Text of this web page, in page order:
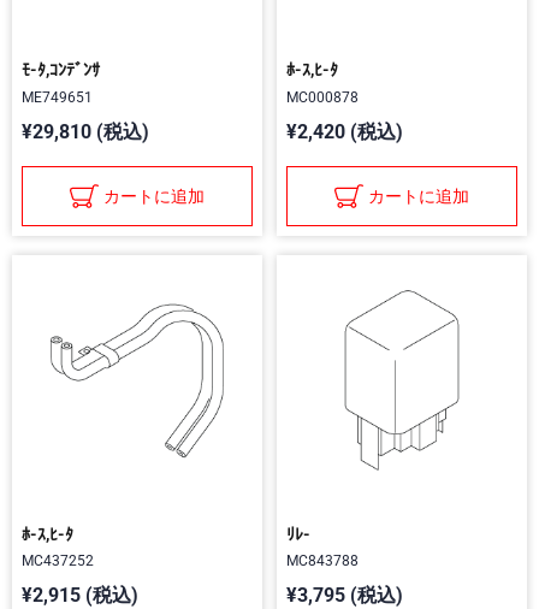
ﾓ-ﾀ,ｺﾝﾃﾞﾝｻ
ME749651
¥29,810 (税込)
カートに追加
ﾎ-ｽ,ﾋ-ﾀ
MC000878
¥2,420 (税込)
カートに追加
ﾎ-ｽ,ﾋ-ﾀ
MC437252
¥2,915 (税込)
ﾘﾚ-
MC843788
¥3,795 (税込)